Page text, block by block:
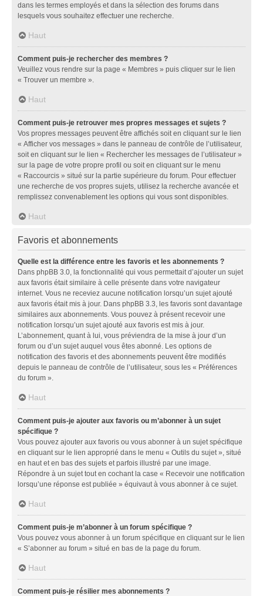
dans les termes employés et dans la sélection des forums dans
lesquels vous souhaitez effectuer une recherche.
Haut
Comment puis-je rechercher des membres ?
Veuillez vous rendre sur la page « Membres » puis cliquer sur le lien
« Trouver un membre ».
Haut
Comment puis-je retrouver mes propres messages et sujets ?
Vos propres messages peuvent être affichés soit en cliquant sur le lien
« Afficher vos messages » dans le panneau de contrôle de l’utilisateur,
soit en cliquant sur le lien « Rechercher les messages de l’utilisateur »
sur la page de votre propre profil ou soit en cliquant sur le menu
« Raccourcis » situé sur la partie supérieure du forum. Pour effectuer
une recherche de vos propres sujets, utilisez la recherche avancée et
remplissez convenablement les options qui vous sont disponibles.
Haut
Favoris et abonnements
Quelle est la différence entre les favoris et les abonnements ?
Dans phpBB 3.0, la fonctionnalité qui vous permettait d’ajouter un sujet
aux favoris était similaire à celle présente dans votre navigateur
internet. Vous ne receviez aucune notification lorsqu’un sujet ajouté
aux favoris était mis à jour. Dans phpBB 3.3, les favoris sont davantage
similaires aux abonnements. Vous pouvez à présent recevoir une
notification lorsqu’un sujet ajouté aux favoris est mis à jour.
L’abonnement, quant à lui, vous préviendra de la mise à jour d’un
forum ou d’un sujet auquel vous êtes abonné. Les options de
notification des favoris et des abonnements peuvent être modifiés
depuis le panneau de contrôle de l’utilisateur, sous les « Préférences
du forum ».
Haut
Comment puis-je ajouter aux favoris ou m’abonner à un sujet
spécifique ?
Vous pouvez ajouter aux favoris ou vous abonner à un sujet spécifique
en cliquant sur le lien approprié dans le menu « Outils du sujet », situé
en haut et en bas des sujets et parfois illustré par une image.
Répondre à un sujet tout en cochant la case « Recevoir une notification
lorsqu’une réponse est publiée » équivaut à vous abonner à ce sujet.
Haut
Comment puis-je m’abonner à un forum spécifique ?
Vous pouvez vous abonner à un forum spécifique en cliquant sur le lien
« S’abonner au forum » situé en bas de la page du forum.
Haut
Comment puis-je résilier mes abonnements ?